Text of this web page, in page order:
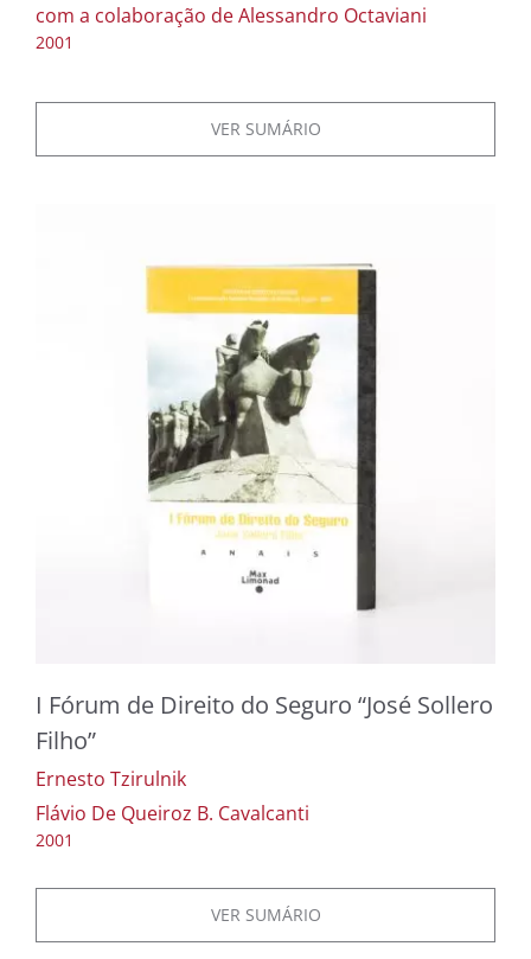
com a colaboração de Alessandro Octaviani
2001
VER SUMÁRIO
I Fórum de Direito do Seguro “José Sollero
Filho”
Ernesto Tzirulnik
Flávio De Queiroz B. Cavalcanti
2001
VER SUMÁRIO